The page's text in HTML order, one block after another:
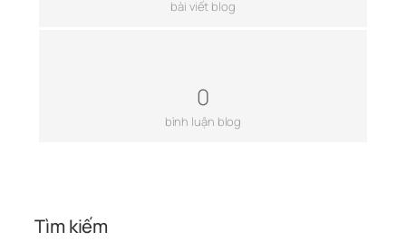
bài viết blog
0
bình luận blog
Tìm kiếm